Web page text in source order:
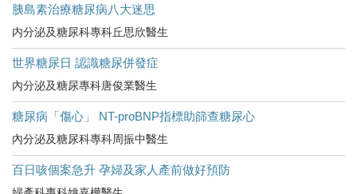
胰島素治療糖尿病八大迷思
内分泌及糖尿科專科丘思欣醫生
世界糖尿日 認識糖尿併發症
內分泌及糖尿專科唐俊業醫生
糖尿病「傷心」 NT-proBNP指標助篩查糖尿心
內分泌及糖尿科專科周振中醫生
百日咳個案急升 孕婦及家人產前做好預防